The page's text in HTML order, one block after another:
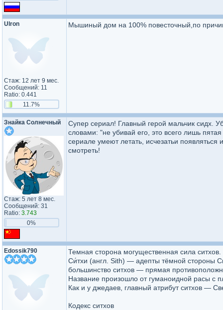
Ulron
Стаж: 12 лет 9 мес.
Сообщений: 11
Ratio: 0.441
11.7%
Мышиный дом на 100% повесточный,по
Знайка Солнечный
Стаж: 5 лет 8 мес.
Сообщений: 31
Ratio: 3.743
0%
Супер сериал! Главный герой мальчик сидх.
словами: "не убивай его, это всего лишь
сериале умеют летать, исчезатьи
смотреть!
Edossik790
Темная сторона могущественная сила
Си́тхи (англ. Sith) — адепты тёмной стороны
большинство ситхов — прямая
Название произошло от гуманоидной расы с
Как и у джедаев, главный атрибут ситхов —
Кодекс ситхов